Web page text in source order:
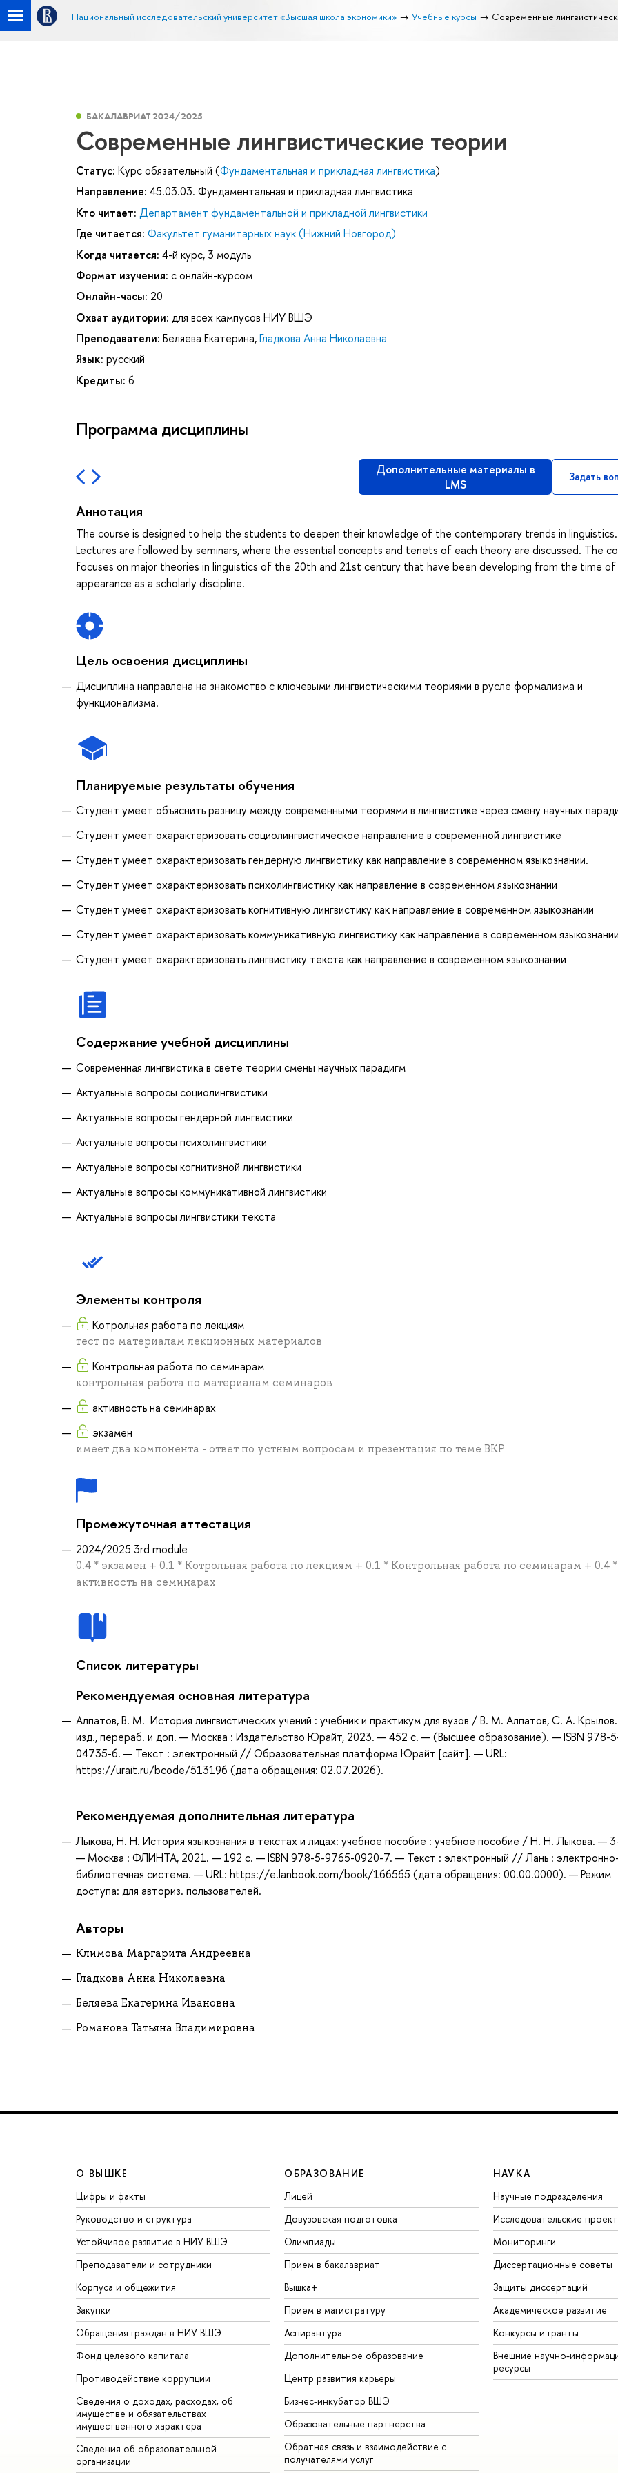
Национальный исследовательский университет «Высшая школа экономики» Учебные курсы Современные
БАКАЛАВРИАТ 2024/2025
Современные лингвистические теории
Статус: Курс обязательный (Фундаментальная и прикладная лингвистика)
Направление: 45.03.03. Фундаментальная и прикладная лингвистика
Кто читает: Департамент фундаментальной и прикладной лингвистики
Где читается: Факультет гуманитарных наук (Нижний Новгород)
Когда читается: 4-й курс, 3 модуль
Формат изучения: с онлайн-курсом
Онлайн-часы: 20
Охват аудитории: для всех кампусов НИУ ВШЭ
Преподаватели: Беляева Екатерина,Гладкова Анна Николаевна
Язык: русский
Кредиты: 6
Программа дисциплины
Дополнительные материалы в
LMS
Задать
Аннотация
The course is designed to help the students to deepen their knowledge of the contemporary trends in linguistics.
Lectures are followed by seminars, where the essential concepts and tenets of each theory are discussed. The
focuses on major theories in linguistics of the 20th and 21st century that have been developing from the time
appearance as a scholarly discipline.
Цель освоения дисциплины
Дисциплина направлена на знакомство с ключевыми лингвистическими теориями в русле формализма и
функционализма.
Планируемые результаты обучения
Студент умеет объяснить разницу между современными теориями в лингвистике через смену научных
Студент умеет охарактеризовать социолингвистическое направление в современной лингвистике
Студент умеет охарактеризовать гендерную лингвистику как направление в современном языкознании.
Студент умеет охарактеризовать психолингвистику как направление в современном языкознании
Студент умеет охарактеризовать когнитивную лингвистику как направление в современном языкознании
Студент умеет охарактеризовать коммуникативную лингвистику как направление в современном
Студент умеет охарактеризовать лингвистику текста как направление в современном языкознании
Содержание учебной дисциплины
Современная лингвистика в свете теории смены научных парадигм
Актуальные вопросы социолингвистики
Актуальные вопросы гендерной лингвистики
Актуальные вопросы психолингвистики
Актуальные вопросы когнитивной лингвистики
Актуальные вопросы коммуникативной лингвистики
Актуальные вопросы лингвистики текста
Элементы контроля
Котрольная работа по лекциям
тест по материалам лекционных материалов
Контрольная работа по семинарам
контрольная работа по материалам семинаров
активность на семинарах
экзамен
имеет два компонента - ответ по устным вопросам и презентация по теме ВКР
Промежуточная аттестация
2024/2025 3rd module
0.4 * экзамен + 0.1 * Котрольная работа по лекциям + 0.1 * Контрольная работа по семинарам + 0.4 *
активность на семинарах
Список литературы
Рекомендуемая основная литература
Алпатов, В. М. История лингвистических учений : учебник и практикум для вузов / В. М. Алпатов, С. А.
изд., перераб. и доп. — Москва : Издательство Юрайт, 2023. — 452 с. — (Высшее образование). — ISBN 978-
04735-6. — Текст : электронный // Образовательная платформа Юрайт [сайт]. — URL:
https://urait.ru/bcode/513196 (дата обращения: 02.07.2026).
Рекомендуемая дополнительная литература
Лыкова, Н. Н. История языкознания в текстах и лицах: учебное пособие : учебное пособие / Н. Н. Лыкова. —
— Москва : ФЛИНТА, 2021. — 192 с. — ISBN 978-5-9765-0920-7. — Текст : электронный // Лань :
библиотечная система. — URL: https://e.lanbook.com/book/166565 (дата обращения: 00.00.0000). — Режим
доступа: для авториз. пользователей.
Авторы
Климова Маргарита Андреевна
Гладкова Анна Николаевна
Беляева Екатерина Ивановна
Романова Татьяна Владимировна
О ВЫШКЕ
Цифры и факты
Руководство и структура
Устойчивое развитие в НИУ ВШЭ
Преподаватели и сотрудники
Корпуса и общежития
Закупки
Обращения граждан в НИУ ВШЭ
Фонд целевого капитала
Противодействие коррупции
Сведения о доходах, расходах, об
имуществе и обязательствах
имущественного характера
Сведения об образовательной
организации
ОБРАЗОВАНИЕ
Лицей
Довузовская подготовка
Олимпиады
Прием в бакалавриат
Вышка+
Прием в магистратуру
Аспирантура
Дополнительное образование
Центр развития карьеры
Бизнес-инкубатор ВШЭ
Образовательные партнерства
Обратная связь и взаимодействие с
получателями услуг
НАУКА
Научные подразделения
Исследовательские
Мониторинги
Диссертационные советы
Защиты диссертаций
Академическое развитие
Конкурсы и гранты
Внешние научно-
ресурсы